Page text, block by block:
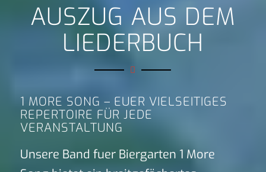
AUSZUG AUS DEM
LIEDERBUCH
1 MORE SONG – EUER VIELSEITIGES
REPERTOIRE FÜR JEDE
VERANSTALTUNG
Unsere Band fuer Biergarten 1 More